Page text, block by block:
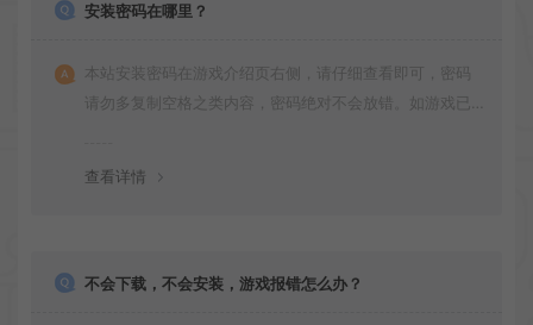
安装密码在哪里？
本站安装密码在游戏介绍页右侧，请仔细查看即可，密码
请勿多复制空格之类内容，密码绝对不会放错。如游戏已
查看详情
不会下载，不会安装，游戏报错怎么办？